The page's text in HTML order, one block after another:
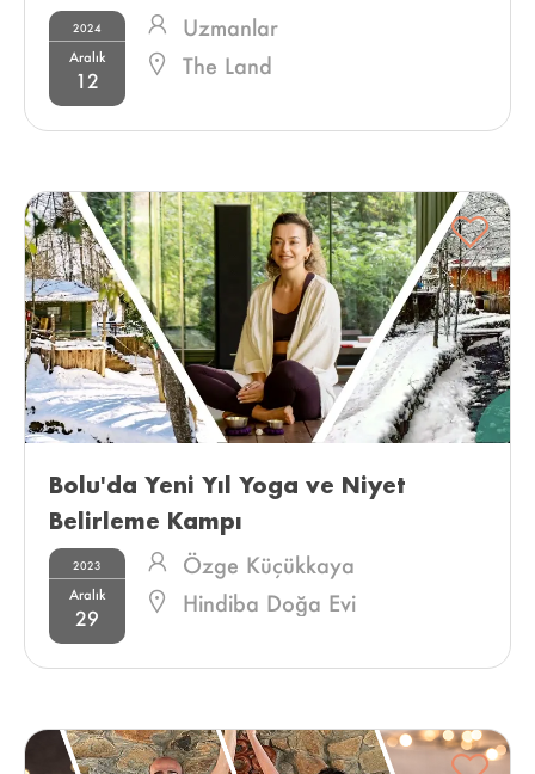
2024
Aralık
12
Uzmanlar
The Land
Bolu'da Yeni Yıl Yoga ve Niyet
Belirleme Kampı
2023
Aralık
29
Özge Küçükkaya
Hindiba Doğa Evi